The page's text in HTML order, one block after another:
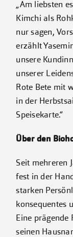
„Am liebsten
Kimchi als
nur sagen,
erzählt
unsere
unserer
Rote Bete mit
in der
Speisekarte.“
Über den
Seit mehreren
fest in der
starken
konsequentes
Eine prägende
seinen